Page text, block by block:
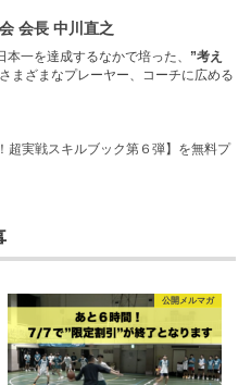
会長 中川直之
一を達成するなかで培った、 ”考え
まざまなプレーヤー、コーチに広める
超実戦スキルブック第６弾】を無料プ
公開メルマガ